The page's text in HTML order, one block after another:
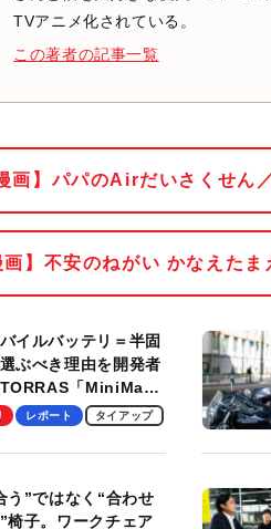
TVアニメ化されている。
この著者の記事一覧
画】パパのAirだいさくせん
画】不安のねがい かなえた
イルバッテリ＝半固
ぶべき理由を開発者
「MiniMag
機レビューも
レポート タイアップ
う”ではなく“合わせ
椅子。ワークチェア